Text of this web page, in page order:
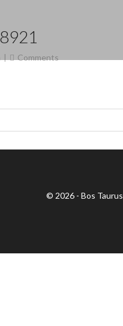
Comments
© 2026 - Bos Taurus